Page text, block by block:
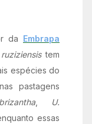
da Embrapa
tem
espécies do
pastagens
U.
essas